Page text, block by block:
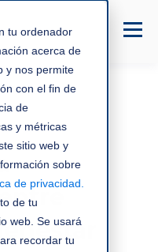
tu ordenador
acerca de
y nos permite
con el fin de
de
y métricas
sitio web y
sobre
de privacidad
de tu
web. Se usará
recordar tu